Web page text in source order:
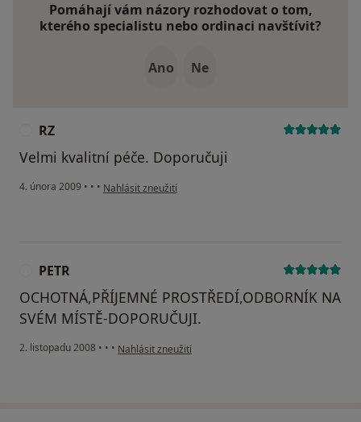
Pomáhají vám názory rozhodovat o tom,
kterého specialistu nebo ordinaci navštívit?
Ano Ne
RZ
Velmi kvalitní péče. Doporučuji
4. února 2009 • • • podle názoru uživatele RZ
Nahlásit zneužití
PETR
OCHOTNÁ,PŘÍJEMNÉ PROSTŘEDÍ,ODBORNÍK NA
SVÉM MÍSTĚ-DOPORUČUJI.
2. listopadu 2008 • • • podle názoru uživatele PETR
Nahlásit zneužití